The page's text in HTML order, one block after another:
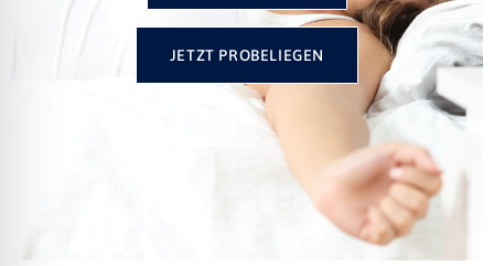
JETZT PROBELIEGEN